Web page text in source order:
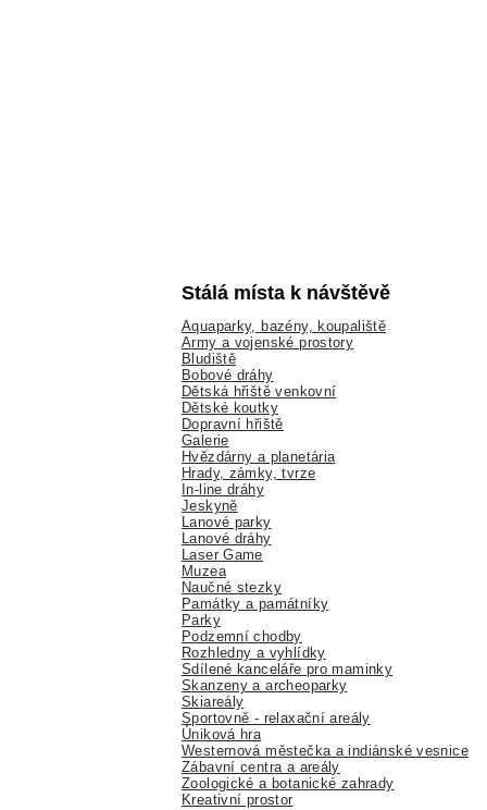
Stálá místa k návštěvě
Aquaparky, bazény, koupaliště
Army a vojenské prostory
Bludiště
Bobové dráhy
Dětská hřiště venkovní
Dětské koutky
Dopravní hřiště
Galerie
Hvězdárny a planetária
Hrady, zámky, tvrze
In-line dráhy
Jeskyně
Lanové parky
Lanové dráhy
Laser Game
Muzea
Naučné stezky
Památky a památníky
Parky
Podzemní chodby
Rozhledny a vyhlídky
Sdílené kanceláře pro maminky
Skanzeny a archeoparky
Skiareály
Sportovně - relaxační areály
Úniková hra
Westernová městečka a indiánské vesnice
Zábavní centra a areály
Zoologické a botanické zahrady
Kreativní prostor